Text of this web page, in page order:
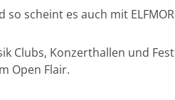
scheint es auch mit
Clubs, Konzerthallen und
Open Flair.